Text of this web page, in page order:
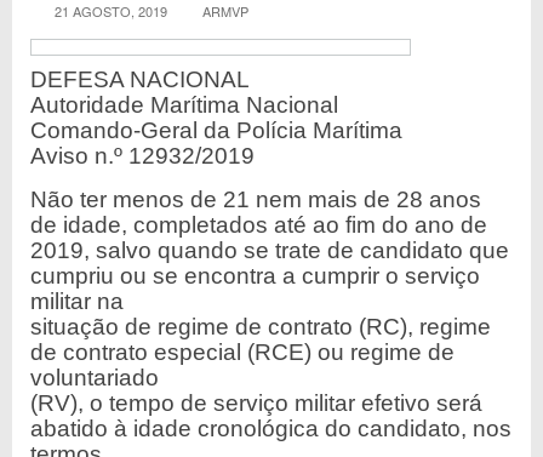
21 AGOSTO, 2019 ARMVP
DEFESA NACIONAL
Autoridade Marítima Nacional
Comando-Geral da Polícia Marítima
Aviso n.º 12932/2019
Não ter menos de 21 nem mais de 28 anos
de idade, completados até ao fim do ano de
2019, salvo quando se trate de candidato que
cumpriu ou se encontra a cumprir o serviço
militar na
situação de regime de contrato (RC), regime
de contrato especial (RCE) ou regime de
voluntariado
(RV), o tempo de serviço militar efetivo será
abatido à idade cronológica do candidato, nos